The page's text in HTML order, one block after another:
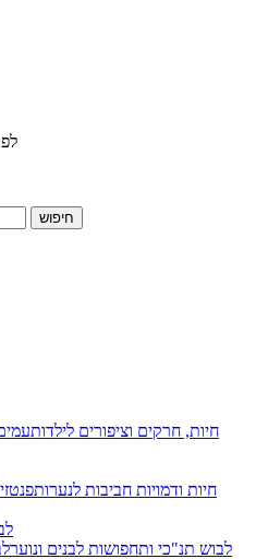
חיפוש
חיות, חרקים וציפורים לילדות
חיות ודמויות חביבות לנערות
לבוש תנ"כי ותחפושות לבנים ונוער